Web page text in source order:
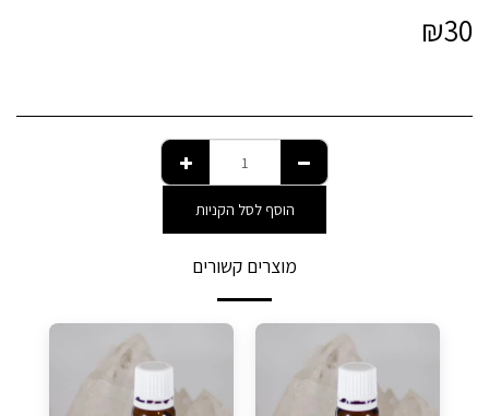
₪30
הוסף לסל הקניות
מוצרים קשורים